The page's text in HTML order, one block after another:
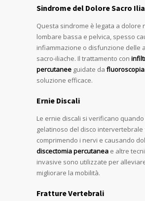
Sindrome del Dolore Sacro
Questa sindrome è legata a dolore
lombare bassa e pelvica, spesso
infiammazione o disfunzione delle
sacro-iliache. Il trattamento con
percutanee guidate da fluoroscopia
soluzione efficace.
Ernie Discali
Le ernie discali si verificano
gelatinoso del disco
comprimendo i nervi e causando
discectomia percutanea e altre
invasive sono utilizzate per
migliorare la mobilità.
Fratture Vertebrali